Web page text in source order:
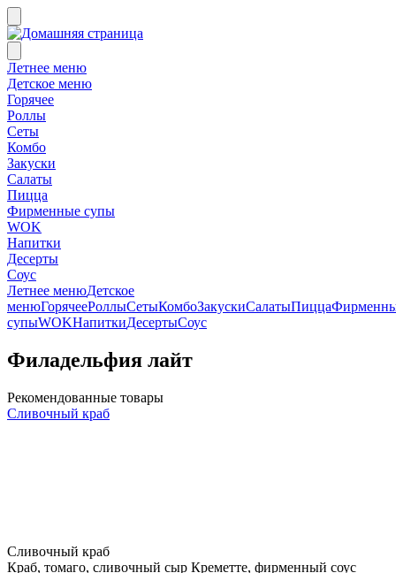
Летнее меню
Детское меню
Горячее
Роллы
Сеты
Комбо
Закуски
Салаты
Пицца
Фирменные супы
WOK
Напитки
Десерты
Соус
Летнее менюДетское
менюГорячееРоллыСетыКомбоЗакускиСалатыПицца
супыWOKНапиткиДесертыСоус
Филадельфия лайт
Рекомендованные товары
Сливочный краб
Сливочный краб
Краб, томаго, сливочный сыр Креметте, фирменный соус